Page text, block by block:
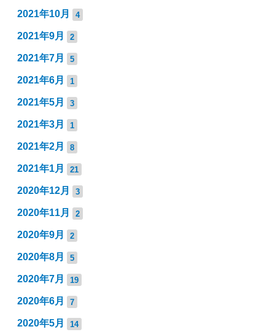
2021年10月 4
2021年9月 2
2021年7月 5
2021年6月 1
2021年5月 3
2021年3月 1
2021年2月 8
2021年1月 21
2020年12月 3
2020年11月 2
2020年9月 2
2020年8月 5
2020年7月 19
2020年6月 7
2020年5月 14